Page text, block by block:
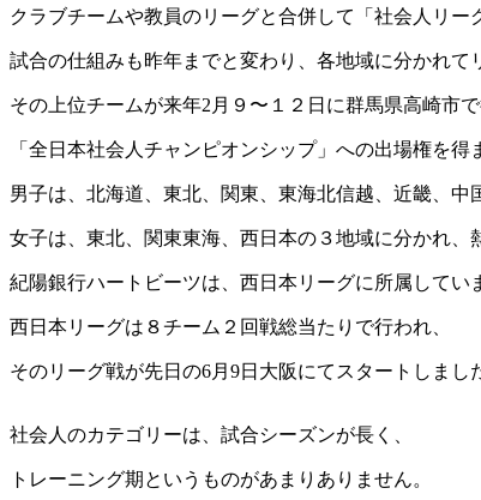
クラブチームや教員のリーグと合併して「社会人リー
試合の仕組みも昨年までと変わり、各地域に分かれて
その上位チームが来年2月９〜１２日に群馬県高崎市
「全日本社会人チャンピオンシップ」への出場権を得
男子は、北海道、東北、関東、東海北信越、近畿、中
女子は、東北、関東東海、西日本の３地域に分かれ、
紀陽銀行ハートビーツは、西日本リーグに所属してい
西日本リーグは８チーム２回戦総当たりで行われ、
そのリーグ戦が先日の6月9日大阪にてスタートしまし
社会人のカテゴリーは、試合シーズンが長く、
トレーニング期というものがあまりありません。